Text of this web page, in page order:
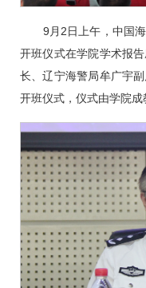
9月2日上午，中国
开班仪式在学院学术报
长、辽宁海警局牟广宇
开班仪式，仪式由学院成